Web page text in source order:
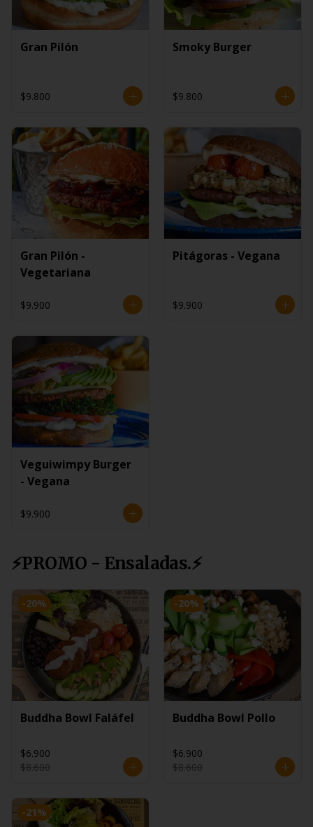
Gran Pilón
$9.800
Smoky Burger
$9.800
Gran Pilón -
Vegetariana
$9.900
Pitágoras - Vegana
$9.900
Veguiwimpy Burger
- Vegana
$9.900
⚡PROMO - Ensaladas.⚡
-20%
Buddha Bowl Faláfel
$6.900
$8.600
-20%
Buddha Bowl Pollo
$6.900
$8.600
-21%